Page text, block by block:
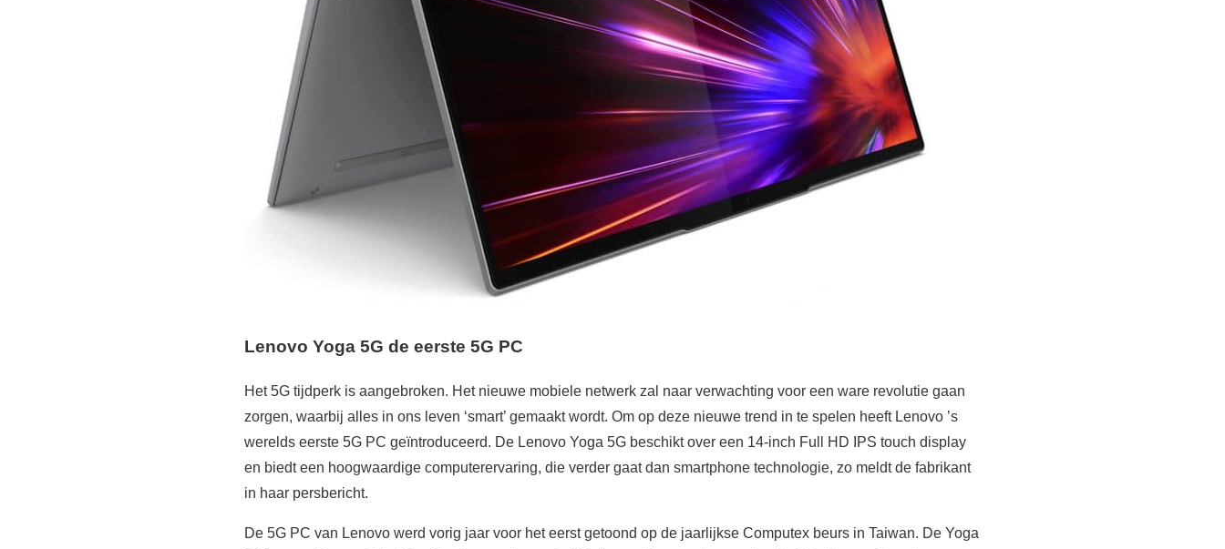
Lenovo Yoga 5G de eerste 5G PC
Het 5G tijdperk is aangebroken. Het nieuwe mobiele netwerk zal naar verwachting voor een ware revolutie gaan
zorgen, waarbij alles in ons leven ‘smart’ gemaakt wordt. Om op deze nieuwe trend in te spelen heeft Lenovo ’s
werelds eerste 5G PC geïntroduceerd. De Lenovo Yoga 5G beschikt over een 14-inch Full HD IPS touch display
en biedt een hoogwaardige computerervaring, die verder gaat dan smartphone technologie, zo meldt de fabrikant
in haar persbericht.
De 5G PC van Lenovo werd vorig jaar voor het eerst getoond op de jaarlijkse Computex beurs in Taiwan. De Yoga